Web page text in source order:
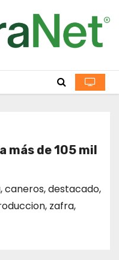
más de 105 mil
,caneros,destacado,
, zafra,